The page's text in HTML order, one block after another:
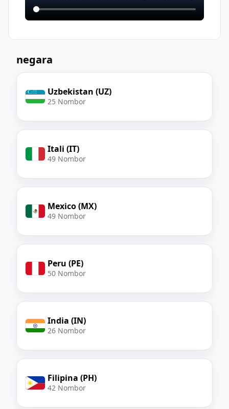
negara
Uzbekistan (UZ)
25 Nombor
Itali (IT)
49 Nombor
Mexico (MX)
49 Nombor
Peru (PE)
50 Nombor
India (IN)
26 Nombor
Filipina (PH)
42 Nombor